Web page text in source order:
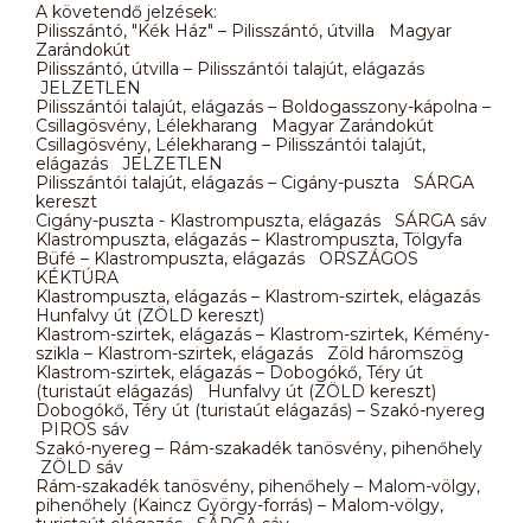
A követendő jelzések:
Pilisszántó, "Kék Ház" – Pilisszántó, útvilla Magyar
Zarándokút
Pilisszántó, útvilla – Pilisszántói talajút, elágazás
JELZETLEN
Pilisszántói talajút, elágazás – Boldogasszony-kápolna –
Csillagösvény, Lélekharang Magyar Zarándokút
Csillagösvény, Lélekharang – Pilisszántói talajút,
elágazás JELZETLEN
Pilisszántói talajút, elágazás – Cigány-puszta SÁRGA
kereszt
Cigány-puszta - Klastrompuszta, elágazás SÁRGA sáv
Klastrompuszta, elágazás – Klastrompuszta, Tölgyfa
Büfé – Klastrompuszta, elágazás ORSZÁGOS
KÉKTÚRA
Klastrompuszta, elágazás – Klastrom-szirtek, elágazás
Hunfalvy út (ZÖLD kereszt)
Klastrom-szirtek, elágazás – Klastrom-szirtek, Kémény-
szikla – Klastrom-szirtek, elágazás Zöld háromszög
Klastrom-szirtek, elágazás – Dobogókő, Téry út
(turistaút elágazás) Hunfalvy út (ZÖLD kereszt)
Dobogókő, Téry út (turistaút elágazás) – Szakó-nyereg
PIROS sáv
Szakó-nyereg – Rám-szakadék tanösvény, pihenőhely
ZÖLD sáv
Rám-szakadék tanösvény, pihenőhely – Malom-völgy,
pihenőhely (Kaincz György-forrás) – Malom-völgy,